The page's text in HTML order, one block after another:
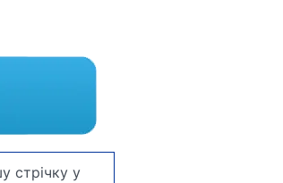
стрічку у